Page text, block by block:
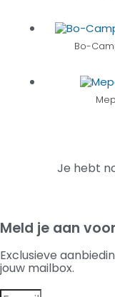
Bo-
Je hebt
Meld je aan
Exclusieve
jouw mailbox.